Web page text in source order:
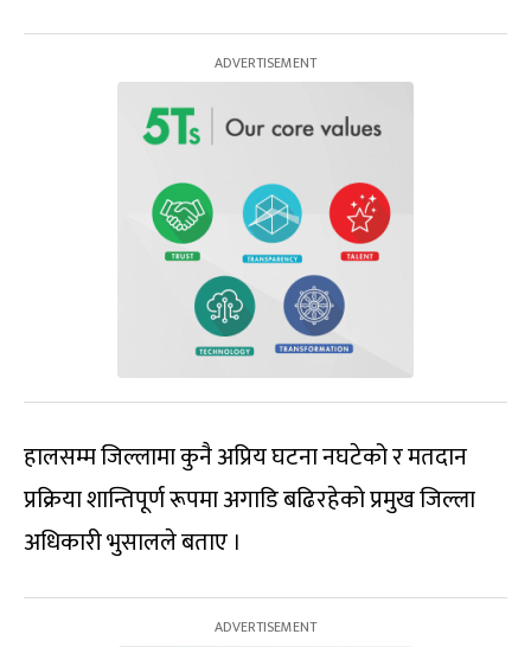
हालसम्म जिल्लामा कुनै अप्रिय घटना नघटेको र मतदान
प्रक्रिया शान्तिपूर्ण रूपमा अगाडि बढिरहेको प्रमुख जिल्ला
अधिकारी भुसालले बताए ।